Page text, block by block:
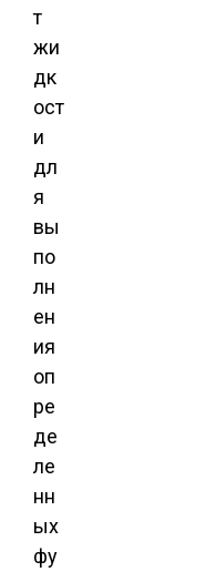
т
жи
дк
ост
и
дл
я
вы
по
лн
ен
ия
оп
ре
де
ле
нн
ых
фу